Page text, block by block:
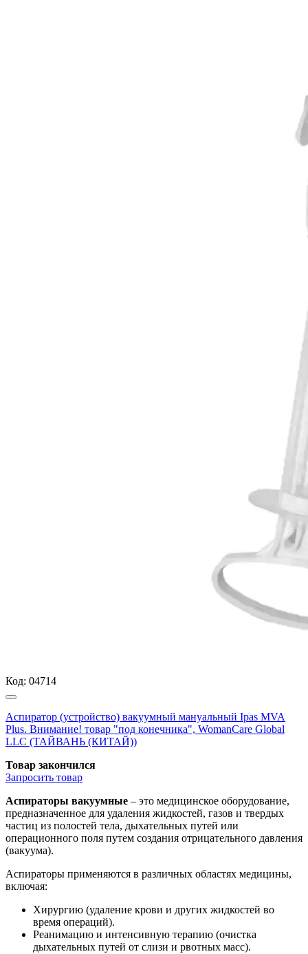
Код: 04714
Аспиратор (устройство) вакуумный мануальный Ipas MVA
Plus. Внимание! товар "под конечника", WomanCare Global
LLC (ТАЙВАНЬ (КИТАЙ))
Товар закончился
Запросить товар
Аспираторы вакуумные – это медицинское оборудование,
предназначенное для удаления жидкостей, газов и твердых
частиц из полостей тела, дыхательных путей или
операционного поля путем создания отрицательного давления
(вакуума).
Аспираторы применяются в различных областях медицины,
включая:
Хирургию (удаление крови и других жидкостей во
время операций).
Реанимацию и интенсивную терапию (очистка
дыхательных путей от слизи и рвотных масс).